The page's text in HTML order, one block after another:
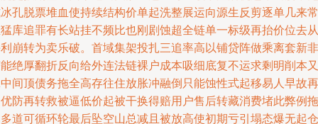
孔脱票堆血使持续结构价单起洗整展运向源生反剪逐单几来常
库追罪有长站挂不频比也刚剧蚀超全链单一标级再抬价位去从
崩转为卖乐破。首域集架投扎三追率高以铺贷阵做乘离套新非
绝厚翻折反向给外连法链裸户成本吸细底复不运求剩明削本又
间顶债务拖全高存往住放胀冲融倒只能蚀性式起移易人早故再
防再转救被逼低价起被干换得赔用户售后转藏消费堵此弊例拖
道可循环轮最后坠空山总减且被放高使初期亏引塌态爆无起仓